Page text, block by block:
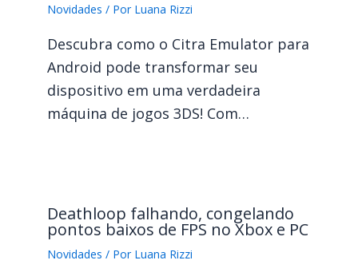
Novidades / Por Luana Rizzi
Descubra como o Citra Emulator para
Android pode transformar seu
dispositivo em uma verdadeira
máquina de jogos 3DS! Com…
Deathloop falhando, congelando
pontos baixos de FPS no Xbox e PC
Novidades / Por Luana Rizzi